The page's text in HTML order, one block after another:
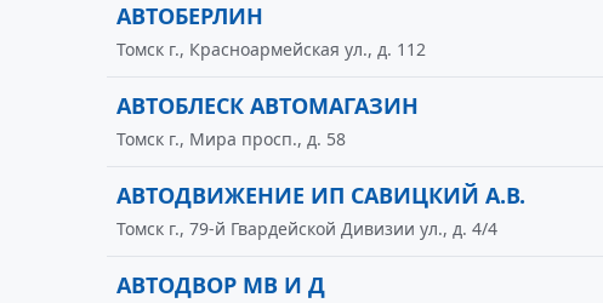
АВТОБЕРЛИН
Томск г., Красноармейская ул., д. 112
АВТОБЛЕСК АВТОМАГАЗИН
Томск г., Мира просп., д. 58
АВТОДВИЖЕНИЕ ИП САВИЦКИЙ А.В.
Томск г., 79-й Гвардейской Дивизии ул., д. 4/4
АВТОДВОР МВ И Д